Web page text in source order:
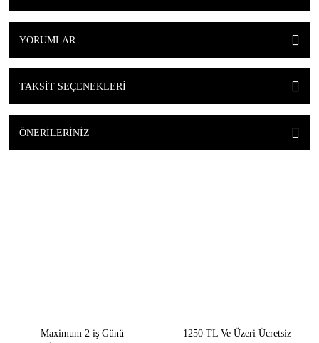
YORUMLAR
TAKSIT SEÇENEKLERI
ÖNERILERINIZ
Maximum 2 iş Günü
1250 TL Ve Üzeri Ücretsiz